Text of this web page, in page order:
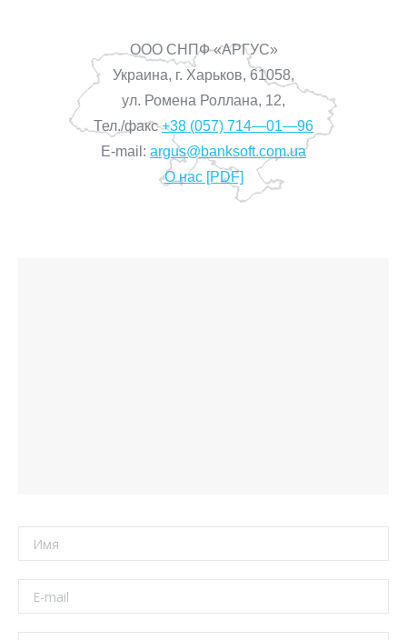
ООО СНПФ «АРГУС»
Украина, г. Харьков, 61058,
ул. Ромена Роллана, 12,
Тел./факс+38 (057) 714—01—96
E-mail: argus@banksoft.com.ua
О нас [PDF]